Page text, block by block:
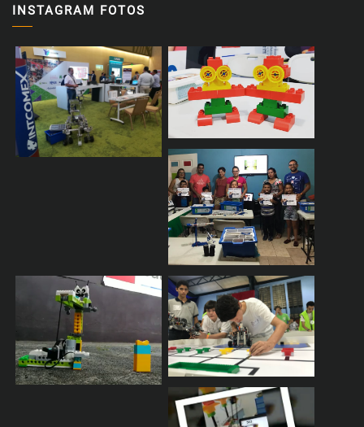
INSTAGRAM FOTOS